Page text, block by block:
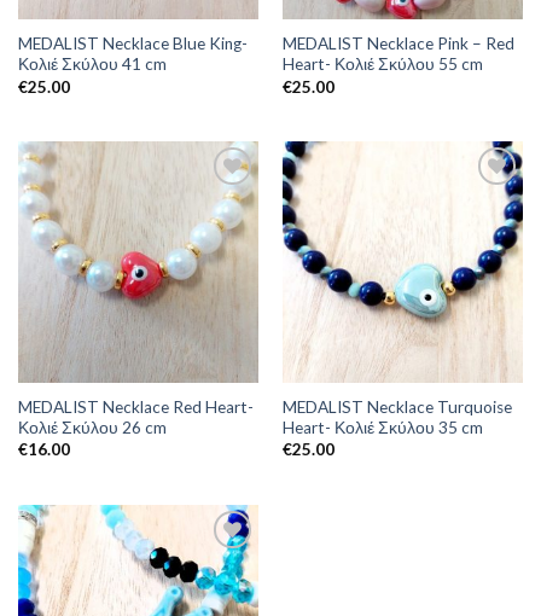
MEDALIST Necklace Blue King-
Κολιέ Σκύλου 41 cm
€25.00
MEDALIST Necklace Pink – Red
Heart- Κολιέ Σκύλου 55 cm
€25.00
MEDALIST Necklace Red Heart-
Κολιέ Σκύλου 26 cm
€16.00
MEDALIST Necklace Turquoise
Heart- Κολιέ Σκύλου 35 cm
€25.00